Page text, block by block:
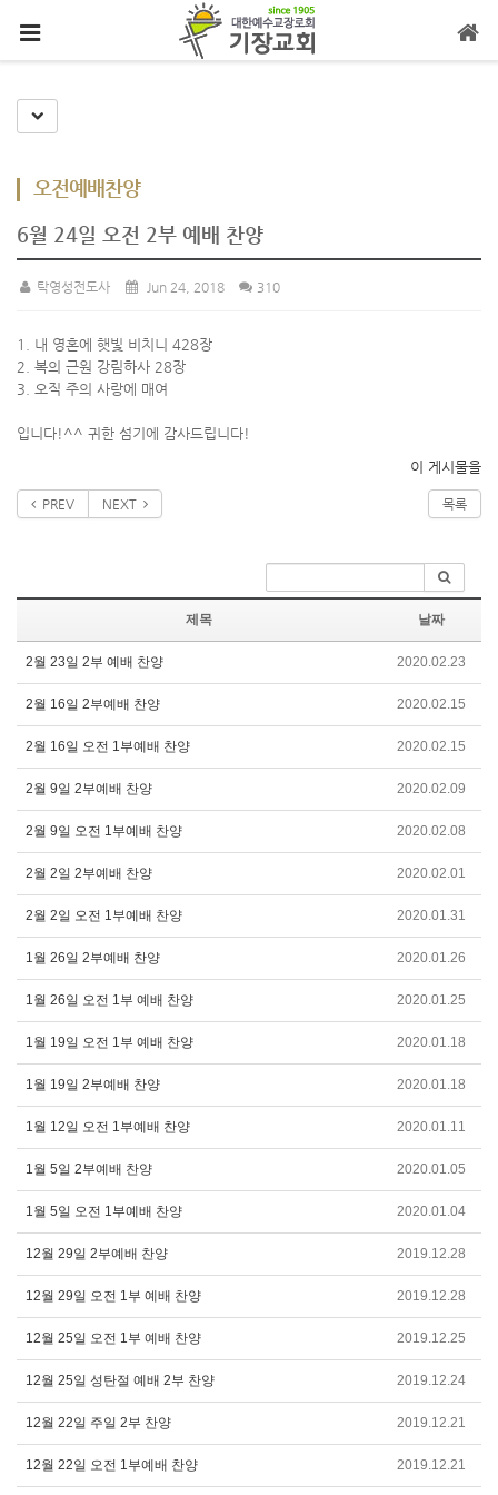
Toggle Dropdown
오전예배찬양
6월 24일 오전 2부 예배 찬양
탁영성전도사 Jun 24, 2018 310
1. 내 영혼에 햇빛 비치니 428장
2. 복의 근원 강림하사 28장
3. 오직 주의 사랑에 매여
입니다!^^ 귀한 섬기에 감사드립니다!
이 게시물을
PREV NEXT 목록
제목 날짜
2월 23일 2부 예배 찬양 2020.02.23
2월 16일 2부예배 찬양 2020.02.15
2월 16일 오전 1부예배 찬양 2020.02.15
2월 9일 2부예배 찬양 2020.02.09
2월 9일 오전 1부예배 찬양 2020.02.08
2월 2일 2부예배 찬양 2020.02.01
2월 2일 오전 1부예배 찬양 2020.01.31
1월 26일 2부예배 찬양 2020.01.26
1월 26일 오전 1부 예배 찬양 2020.01.25
1월 19일 오전 1부 예배 찬양 2020.01.18
1월 19일 2부예배 찬양 2020.01.18
1월 12일 오전 1부예배 찬양 2020.01.11
1월 5일 2부예배 찬양 2020.01.05
1월 5일 오전 1부예배 찬양 2020.01.04
12월 29일 2부예배 찬양 2019.12.28
12월 29일 오전 1부 예배 찬양 2019.12.28
12월 25일 오전 1부 예배 찬양 2019.12.25
12월 25일 성탄절 예배 2부 찬양 2019.12.24
12월 22일 주일 2부 찬양 2019.12.21
12월 22일 오전 1부예배 찬양 2019.12.21